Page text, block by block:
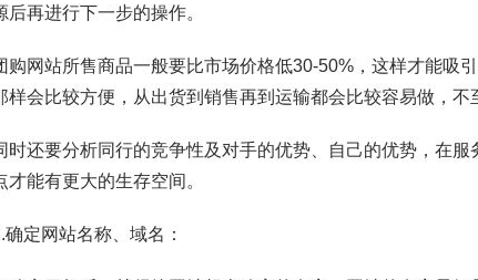
后再进行下一步的操作。
购网站所售商品一般要比市场价格低30-50%，这样才能吸
样会比较方便，从出货到销售再到运输都会比较容易做，不
时还要分析同行的竞争性及对手的优势、自己的优势，在
才能有更大的生存空间。
确定网站名称、域名：